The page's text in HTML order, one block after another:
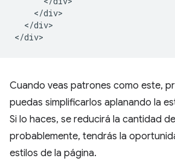
    </div>
  </div>
Cuando veas patrones como este,
puedas simplificarlos aplanando la
Si lo haces, se reducirá la cantidad
probablemente, tendrás la
estilos de la página.